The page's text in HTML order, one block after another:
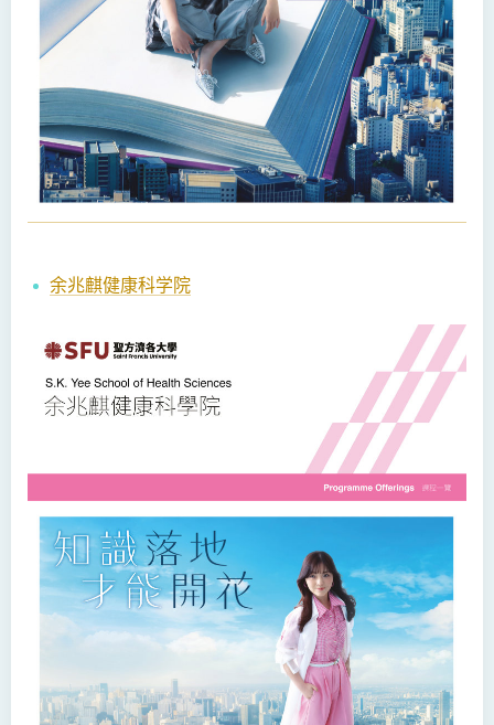
余兆麒健康科学院